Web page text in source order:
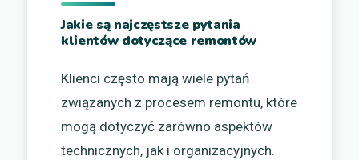
Jakie są najczęstsze pytania
klientów dotyczące remontów
Klienci często mają wiele pytań
związanych z procesem remontu, które
mogą dotyczyć zarówno aspektów
technicznych, jak i organizacyjnych.